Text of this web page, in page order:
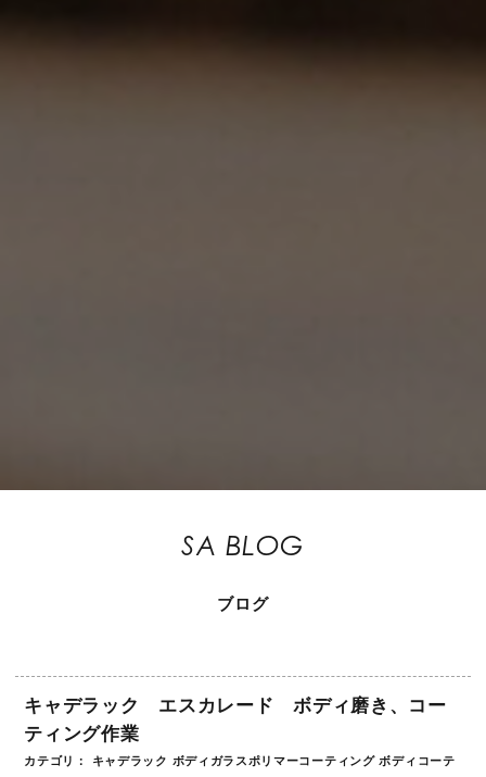
SA BLOG
ブログ
キャデラック エスカレード ボディ磨き、コー
ティング作業
カテゴリ： キャデラック ボディガラスポリマーコーティング ボディコーテ